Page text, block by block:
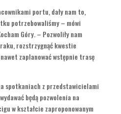
portu, dały nam to,
potrzebowaliśmy – mówi
Góry. – Pozwoliły nam
rozstrzygnąć kwestie
zaplanować wstępnie trasę
spotkaniach z przedstawicielami
będą pozwolenia na
w kształcie zaproponowanym